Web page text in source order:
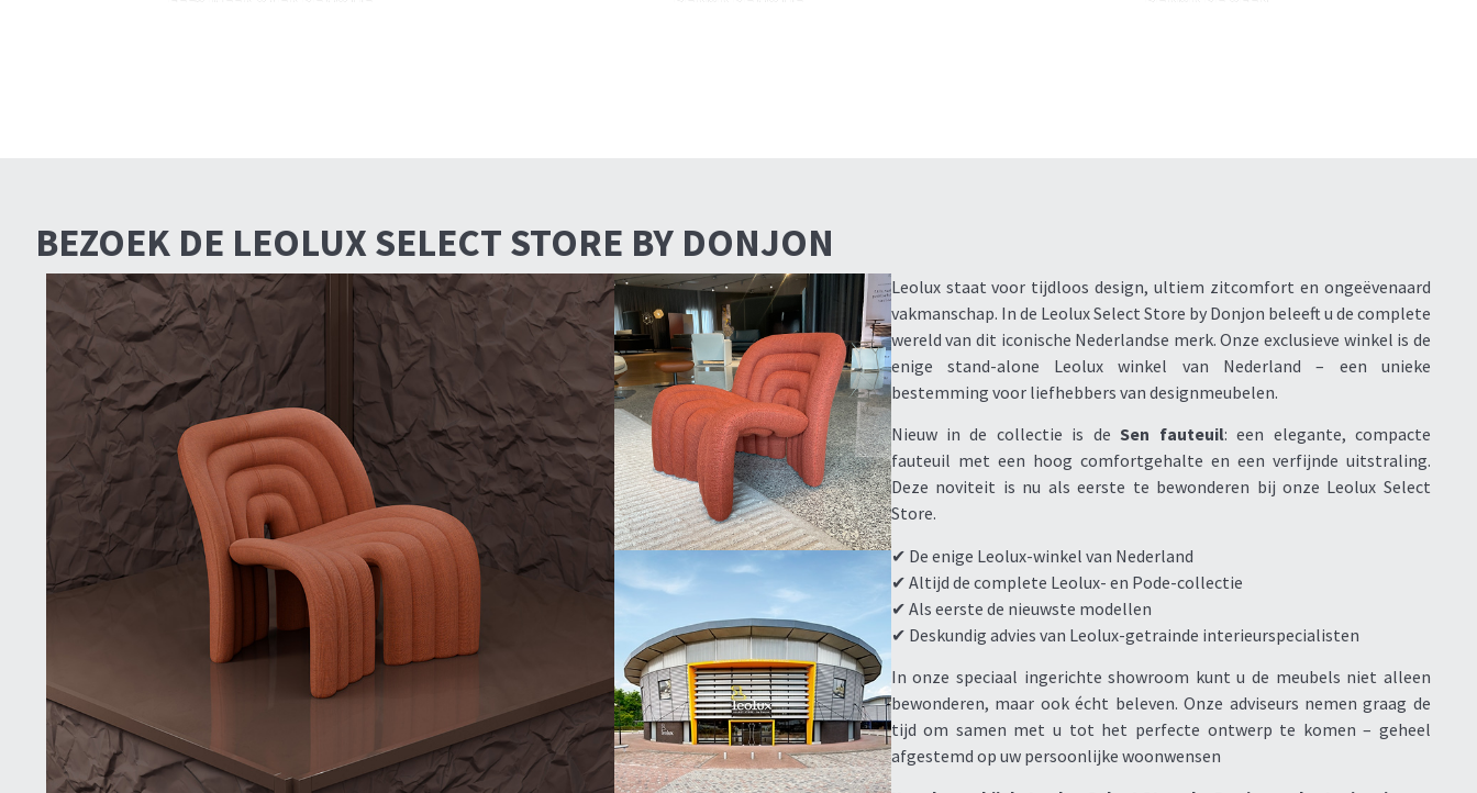
BEZOEK DE LEOLUX SELECT STORE BY DONJON
Leolux staat voor tijdloos design, ultiem zitcomfort en ongeëvenaard
vakmanschap. In de Leolux Select Store by Donjon beleeft u de complete
wereld van dit iconische Nederlandse merk. Onze exclusieve winkel is de
enige stand-alone Leolux winkel van Nederland – een unieke
bestemming voor liefhebbers van designmeubelen.
Nieuw in de collectie is deSen fauteuil: een elegante, compacte
fauteuil met een hoog comfortgehalte en een verfijnde uitstraling.
Deze noviteit is nu als eerste te bewonderen bij onze Leolux Select
Store.
✔ De enige Leolux-winkel van Nederland
✔ Altijd de complete Leolux- en Pode-collectie
✔ Als eerste de nieuwste modellen
✔ Deskundig advies van Leolux-getrainde interieurspecialisten
In onze speciaal ingerichte showroom kunt u de meubels niet alleen
bewonderen, maar ook écht beleven. Onze adviseurs nemen graag de
tijd om samen met u tot het perfecte ontwerp te komen – geheel
afgestemd op uw persoonlijke woonwensen